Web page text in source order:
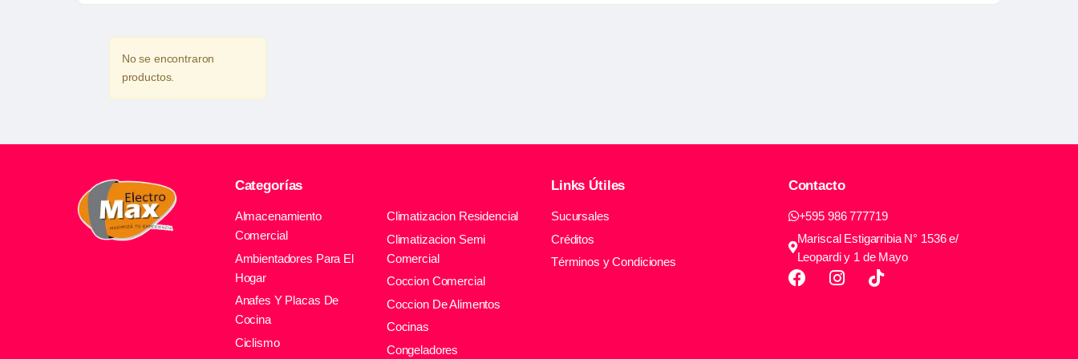
No se encontraron
productos.
Categorías
Almacenamiento
Comercial
Ambientadores Para El
Hogar
Anafes Y Placas De
Cocina
Ciclismo
Climatizacion Residencial
Climatizacion Semi
Comercial
Coccion Comercial
Coccion De Alimentos
Cocinas
Congeladores
Links Útiles
Sucursales
Créditos
Términos y Condiciones
Contacto
+595 986 777719
Mariscal Estigarribia N° 1536 e/
Leopardi y 1 de Mayo